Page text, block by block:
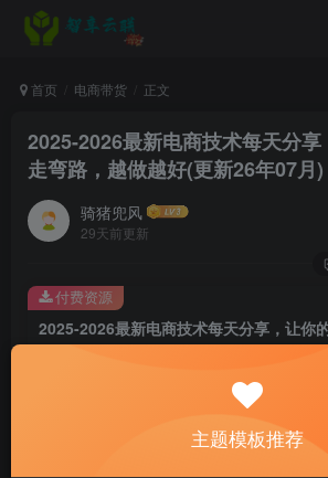
首页 电商带货 正文
2025-2026最新电商技术每天分
走弯路，越做越好(更新26年07月)
骑猪兜风
29天前更新
9.9
付费资源
主题模板推荐